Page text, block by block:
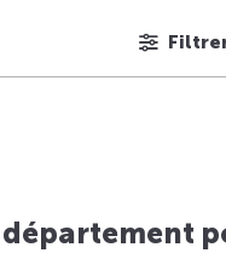
département